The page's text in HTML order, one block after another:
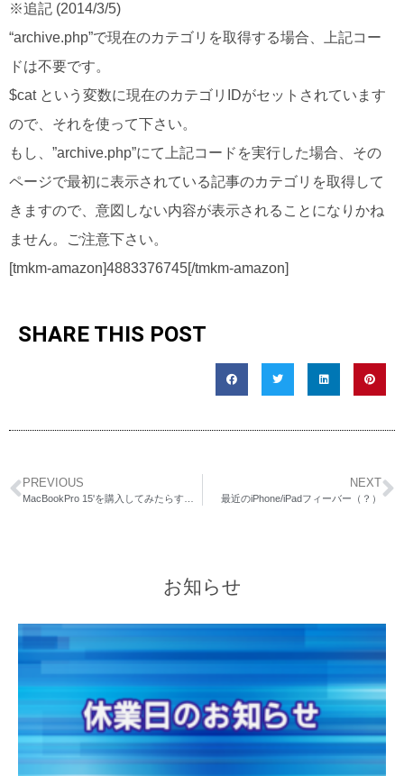
※追記 (2014/3/5)
“archive.php”で現在のカテゴリを取得する場合、上記コー
ドは不要です。
$cat という変数に現在のカテゴリIDがセットされています
ので、それを使って下さい。
もし、”archive.php”にて上記コードを実行した場合、その
ページで最初に表示されている記事のカテゴリを取得して
きますので、意図しない内容が表示されることになりかね
ません。ご注意下さい。
[tmkm-amazon]4883376745[/tmkm-amazon]
SHARE THIS POST
PREVIOUS NEXT
最近のiPhone/iPadフィーバー（？）
お知らせ